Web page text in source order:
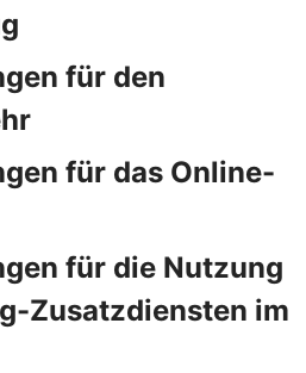
für den
für das Online-
für die Nutzung
Zusatzdiensten im